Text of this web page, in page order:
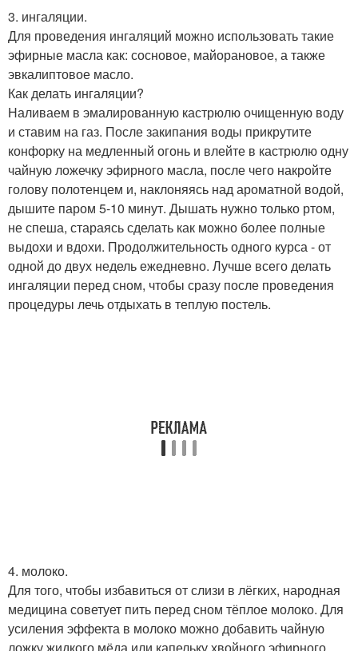
3. ингаляции.
Для проведения ингаляций можно использовать такие
эфирные масла как: сосновое, майорановое, а также
эвкалиптовое масло.
Как делать ингаляции?
Наливаем в эмалированную кастрюлю очищенную воду
и ставим на газ. После закипания воды прикрутите
конфорку на медленный огонь и влейте в кастрюлю одну
чайную ложечку эфирного масла, после чего накройте
голову полотенцем и, наклоняясь над ароматной водой,
дышите паром 5-10 минут. Дышать нужно только ртом,
не спеша, стараясь сделать как можно более полные
выдохи и вдохи. Продолжительность одного курса - от
одной до двух недель ежедневно. Лучше всего делать
ингаляции перед сном, чтобы сразу после проведения
процедуры лечь отдыхать в теплую постель.
4. молоко.
Для того, чтобы избавиться от слизи в лёгких, народная
медицина советует пить перед сном тёплое молоко. Для
усиления эффекта в молоко можно добавить чайную